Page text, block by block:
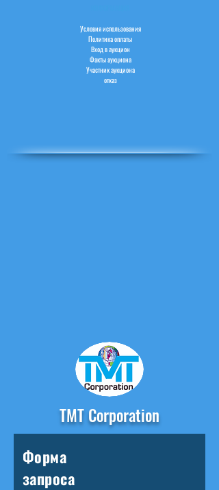
Условия использования
Политика оплаты
Вход в аукцион
Факты аукциона
Участник аукциона
отказ
TMT Corporation
Форма
запроса